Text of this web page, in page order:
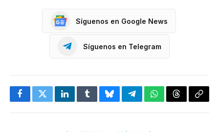
Síguenos en Google News
Síguenos en Telegram
FacebookTwitterLinkedInTumblrBlueskyTelegramWhatsApp
Threads